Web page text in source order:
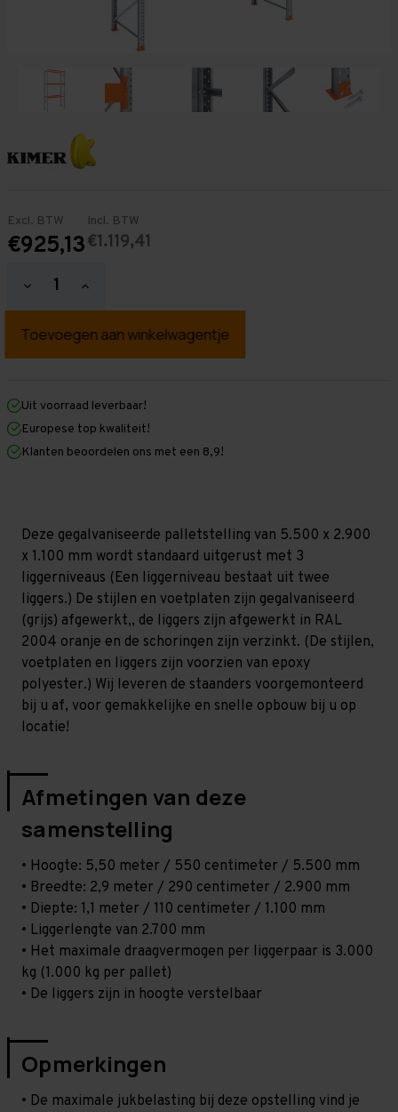
Excl. BTW
€925,13
Incl. BTW
€1.119,41
Hoeveelheid
verlagen
Palletstelling
mm
mm
x
1.100
mm
-
Zwaar
-
T100
Hoeveelheid
verhogen
Palletstelling
mm
mm
1.100
mm
-
Zwaar
-
T100
Uit voorraad leverbaar!
Europese top kwaliteit!
Klanten beoordelen ons met een 8,9!
Deze gegalvaniseerde palletstelling van 5.500 x 2.900
x 1.100 mm wordt standaard uitgerust met 3
liggerniveaus (Een liggerniveau bestaat uit twee
liggers.) De stijlen en voetplaten zijn gegalvaniseerd
(grijs) afgewerkt,, de liggers zijn afgewerkt in RAL
2004 oranje en de schoringen zijn verzinkt. (De stijlen,
voetplaten en liggers zijn voorzien van epoxy
polyester.) Wij leveren de staanders voorgemonteerd
bij u af, voor gemakkelijke en snelle opbouw bij u op
locatie!
Afmetingen van deze
samenstelling
• Hoogte: 5,50 meter / 550 centimeter / 5.500 mm
• Breedte: 2,9 meter / 290 centimeter / 2.900 mm
• Diepte: 1,1 meter / 110 centimeter / 1.100 mm
• Liggerlengte van 2.700 mm
• Het maximale draagvermogen per liggerpaar is 3.000
kg (1.000 kg per pallet)
• De liggers zijn in hoogte verstelbaar
Opmerkingen
• De maximale jukbelasting bij deze opstelling vind je